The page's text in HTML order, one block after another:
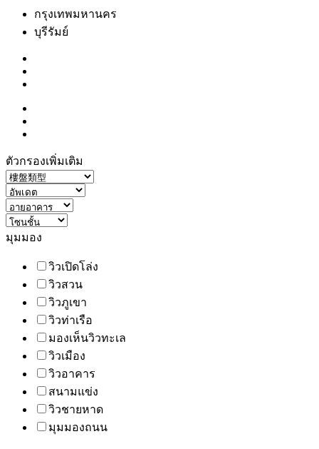
กรุงเทพมหานคร
บุรีรัมย์
ตัวกรองเพิ่มเติม
มุมมอง
วิวเปิดโล่ง
วิวสวน
วิวภูเขา
วิวท่าเรือ
มองเห็นวิวทะเล
วิวเมือง
วิวอาคาร
สนามแข่ง
วิวชายหาด
มุมมองถนน